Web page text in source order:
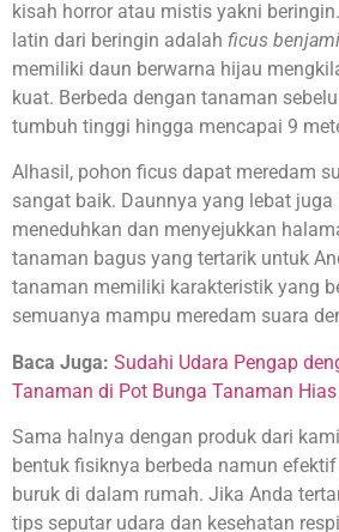
kisah horror atau mistis yakni
latin dari beringin adalah ficus
memiliki daun berwarna hijau
kuat. Berbeda dengan tanaman
tumbuh tinggi hingga mencapai 9
Alhasil, pohon ficus dapat meredam
sangat baik. Daunnya yang lebat juga
meneduhkan dan menyejukkan
tanaman bagus yang tertarik untuk
tanaman memiliki karakteristik yang
semuanya mampu meredam suara
Baca Juga: Sudahi Udara Pengap
Tanaman di Pot Bunga Tanaman
Sama halnya dengan produk dari
bentuk fisiknya berbeda namun
buruk di dalam rumah. Jika Anda
tips seputar udara dan kesehatan